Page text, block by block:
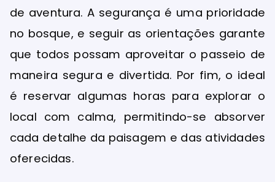
de aventura. A segurança é uma prioridade
no bosque, e seguir as orientações garante
que todos possam aproveitar o passeio de
maneira segura e divertida. Por fim, o ideal
é reservar algumas horas para explorar o
local com calma, permitindo-se absorver
cada detalhe da paisagem e das atividades
oferecidas.